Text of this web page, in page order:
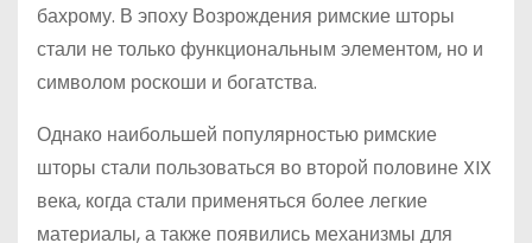
бахрому. В эпоху Возрождения римские шторы
стали не только функциональным элементом, но и
символом роскоши и богатства.
Однако наибольшей популярностью римские
шторы стали пользоваться во второй половине XIX
века, когда стали применяться более легкие
материалы, а также появились механизмы для